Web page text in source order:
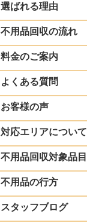
選ばれる理由
不用品回収の流れ
料金のご案内
よくある質問
お客様の声
対応エリアについて
不用品回収対象品目
不用品の行方
スタッフブログ